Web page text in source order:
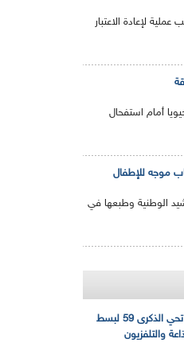
لإعادة الاعتبار
أمام استفحال
موجه للإطفال
الوطنية وطبعها في
الإذاعة الجزائرية تحي الذكرى 59 لبسط
والتلفزيون